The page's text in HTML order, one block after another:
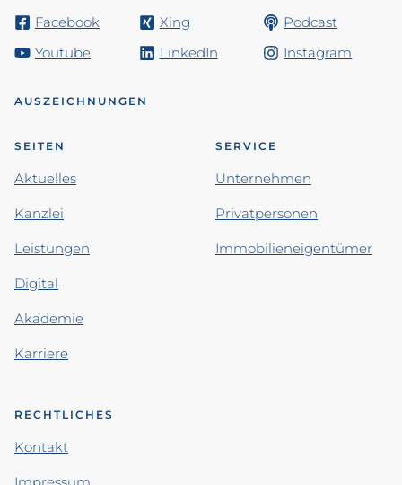
Facebook Xing
Podcast
Youtube
LinkedIn Instagram
AUSZEICHNUNGEN
SEITEN
Aktuelles
Kanzlei
Leistungen
Digital
Akademie
Karriere
SERVICE
Unternehmen
Privatpersonen
Immobilieneigentümer
RECHTLICHES
Kontakt